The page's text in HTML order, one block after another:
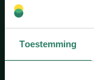
Toestemming
:
a.